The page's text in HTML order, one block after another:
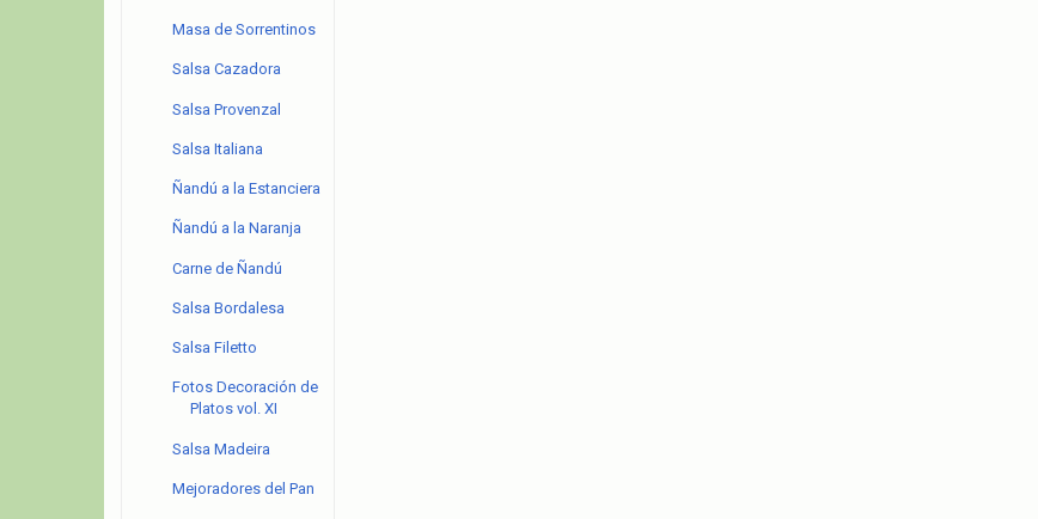
Masa de Sorrentinos
Salsa Cazadora
Salsa Provenzal
Salsa Italiana
Ñandú a la Estanciera
Ñandú a la Naranja
Carne de Ñandú
Salsa Bordalesa
Salsa Filetto
Fotos Decoración de
Platos vol. XI
Salsa Madeira
Mejoradores del Pan